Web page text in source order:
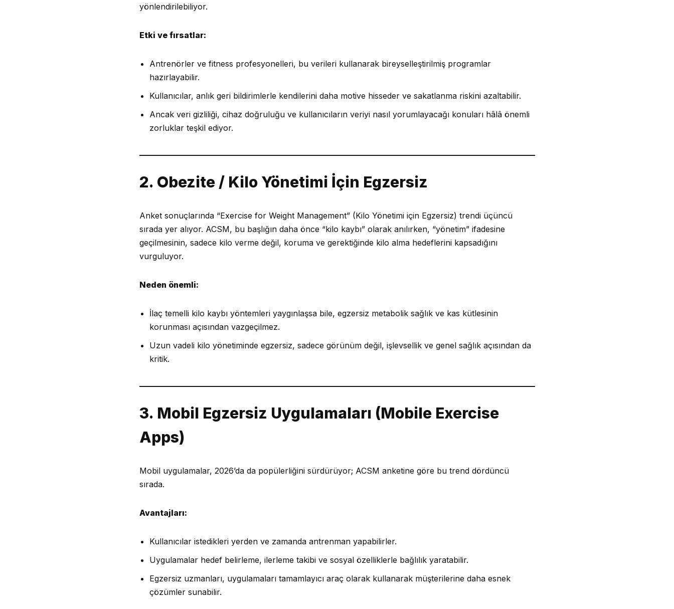
yönlendirilebiliyor.
Etki ve fırsatlar:
Antrenörler ve fitness profesyonelleri, bu verileri kullanarak bireyselleştirilmiş programlar
hazırlayabilir.
Kullanıcılar, anlık geri bildirimlerle kendilerini daha motive hisseder ve sakatlanma riskini azaltabilir.
Ancak veri gizliliği, cihaz doğruluğu ve kullanıcıların veriyi nasıl yorumlayacağı konuları hâlâ önemli
zorluklar teşkil ediyor.
2. Obezite / Kilo Yönetimi İçin Egzersiz
Anket sonuçlarında “Exercise for Weight Management” (Kilo Yönetimi için Egzersiz) trendi üçüncü
sırada yer alıyor. ACSM, bu başlığın daha önce “kilo kaybı” olarak anılırken, “yönetim” ifadesine
geçilmesinin, sadece kilo verme değil, koruma ve gerektiğinde kilo alma hedeflerini kapsadığını
vurguluyor.
Neden önemli:
İlaç temelli kilo kaybı yöntemleri yaygınlaşsa bile, egzersiz metabolik sağlık ve kas kütlesinin
korunması açısından vazgeçilmez.
Uzun vadeli kilo yönetiminde egzersiz, sadece görünüm değil, işlevsellik ve genel sağlık açısından da
kritik.
3. Mobil Egzersiz Uygulamaları (Mobile Exercise
Apps)
Mobil uygulamalar, 2026’da da popülerliğini sürdürüyor; ACSM anketine göre bu trend dördüncü
sırada.
Avantajları:
Kullanıcılar istedikleri yerden ve zamanda antrenman yapabilirler.
Uygulamalar hedef belirleme, ilerleme takibi ve sosyal özelliklerle bağlılık yaratabilir.
Egzersiz uzmanları, uygulamaları tamamlayıcı araç olarak kullanarak müşterilerine daha esnek
çözümler sunabilir.